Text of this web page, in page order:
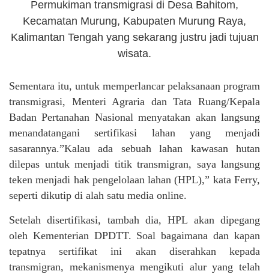
Permukiman transmigrasi di Desa Bahitom,
Kecamatan Murung, Kabupaten Murung Raya,
Kalimantan Tengah yang sekarang justru jadi tujuan
wisata.
Sementara itu, untuk memperlancar pelaksanaan program
transmigrasi, Menteri Agraria dan Tata Ruang/Kepala
Badan Pertanahan Nasional menyatakan akan langsung
menandatangani sertifikasi lahan yang menjadi
sasarannya.”Kalau ada sebuah lahan kawasan hutan
dilepas untuk menjadi titik transmigran, saya langsung
teken menjadi hak pengelolaan lahan (HPL),” kata Ferry,
seperti dikutip di alah satu media online.
Setelah disertifikasi, tambah dia, HPL akan dipegang
oleh Kementerian DPDTT. Soal bagaimana dan kapan
tepatnya sertifikat ini akan diserahkan kepada
transmigran, mekanismenya mengikuti alur yang telah